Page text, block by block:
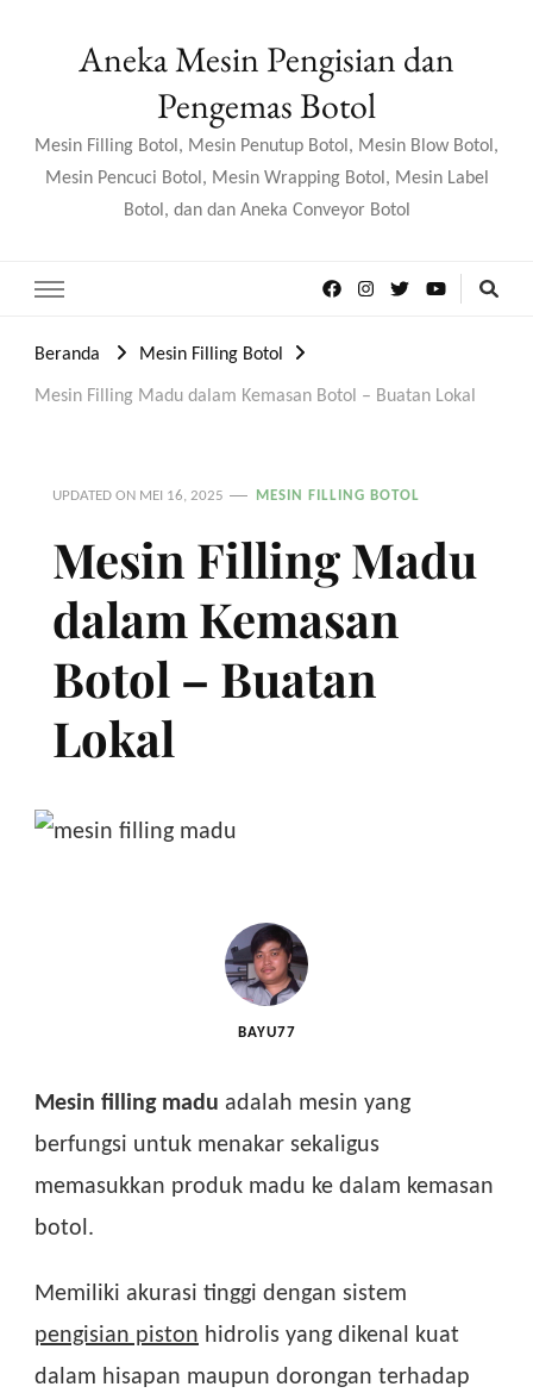
Aneka Mesin Pengisian dan
Pengemas Botol
Mesin Filling Botol, Mesin Penutup Botol, Mesin Blow Botol,
Mesin Pencuci Botol, Mesin Wrapping Botol, Mesin Label
Botol, dan dan Aneka Conveyor Botol
Beranda
Mesin Filling Botol
Mesin Filling Madu dalam Kemasan Botol – Buatan Lokal
UPDATED ON MEI 16, 2025 MESIN FILLING BOTOL
Mesin Filling Madu
dalam Kemasan
Botol – Buatan
Lokal
BAYU77
Mesin filling madu adalah mesin yang
berfungsi untuk menakar sekaligus
memasukkan produk madu ke dalam kemasan
botol.
Memiliki akurasi tinggi dengan sistem
pengisian piston hidrolis yang dikenal kuat
dalam hisapan maupun dorongan terhadap